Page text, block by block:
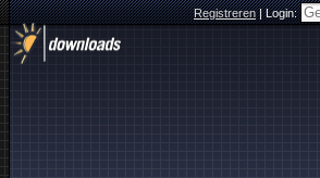
Registreren|Login: